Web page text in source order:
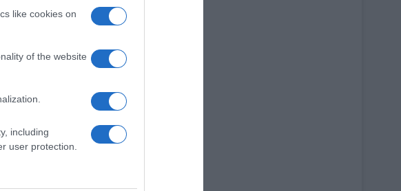
like cookies on
of the website
including
user protection.